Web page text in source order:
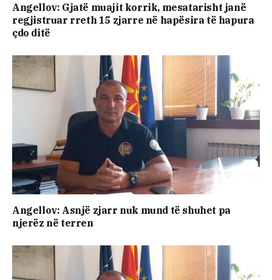
Angellov: Gjatë muajit korrik, mesatarisht janë
regjistruar rreth 15 zjarre në hapësira të hapura
çdo ditë
Angellov: Asnjë zjarr nuk mund të shuhet pa
njerëz në terren